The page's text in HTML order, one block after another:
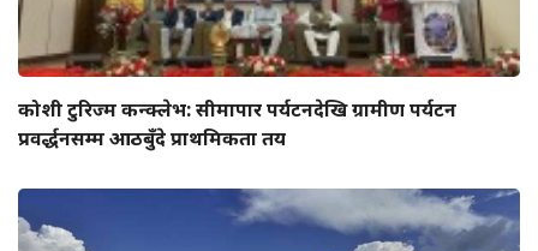
कोशी टुरिज्म कन्क्लेभ: सीमापार पर्यटनदेखि ग्रामीण पर्यटन
प्रवर्द्धनसम्म आठबुँदे प्राथमिकता तय